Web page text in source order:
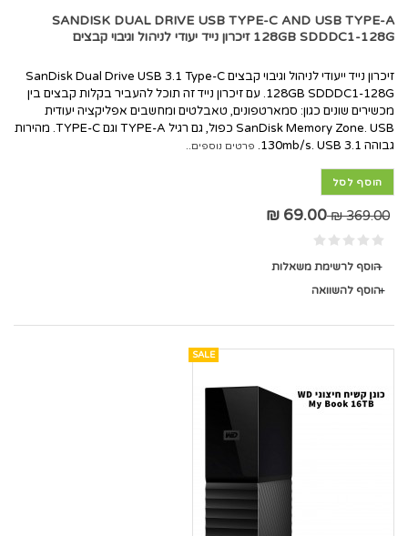
SANDISK DUAL DRIVE USB TYPE-C AND USB TYPE-A
128GB SDDDC1-128G זיכרון נייד יעודי לניהול וגיבוי קבצים
זיכרון נייד ייעודי לניהול וגיבוי קבצים SanDisk Dual Drive USB 3.1 Type-C
128GB SDDDC1-128G. עם זיכרון נייד זה תוכל להעביר בקלות קבצים בין
מכשירים שונים כגון: סמארטפונים, טאבלטים ומחשבים אפליקציה יעודית
SanDisk Memory Zone. USB כפול, גם רגיל TYPE-A וגם TYPE-C. מהירות
גבוהה 130mb/s. USB 3.1.
פרטים נוספים..
הוסף לסל
369.00 ₪
69.00 ₪
הוסף לרשימת משאלות
הוסף להשוואה
SALE